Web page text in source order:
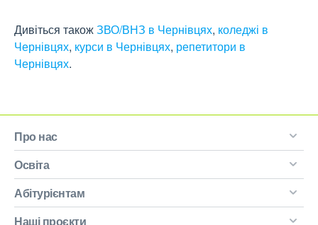
Дивіться такожЗВО/ВНЗ в Чернівцях, коледжі в
Чернівцях, курси в Чернівцях, репетитори в
Чернівцях.
Про нас
Освіта
Абітурієнтам
Наші проєкти